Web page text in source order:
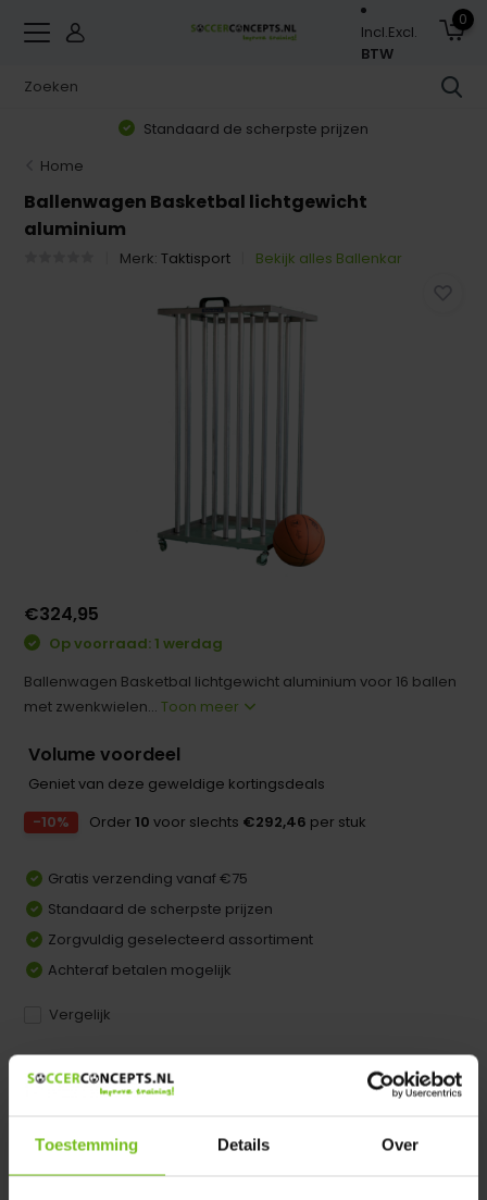
Toestemming Details Over
Incl.Excl.
BTW
0
Standaard de scherpste prijzen
Home
Ballenwagen Basketbal lichtgewicht
aluminium
Merk:Taktisport Bekijk alles Ballenkar
€324,95
Op voorraad: 1 werdag
Ballenwagen Basketbal lichtgewicht aluminium voor 16 ballen
met zwenkwielen...Toon meer
Volume voordeel
Geniet van deze geweldige kortingsdeals
-10%
Order10 voor slechts €292,46 per stuk
Gratis verzending vanaf €75
Standaard de scherpste prijzen
Zorgvuldig geselecteerd assortiment
Achteraf betalen mogelijk
Vergelijk
Dir product is beschikbaar in de volgende varianten:
We helpen u graag met meer informatie